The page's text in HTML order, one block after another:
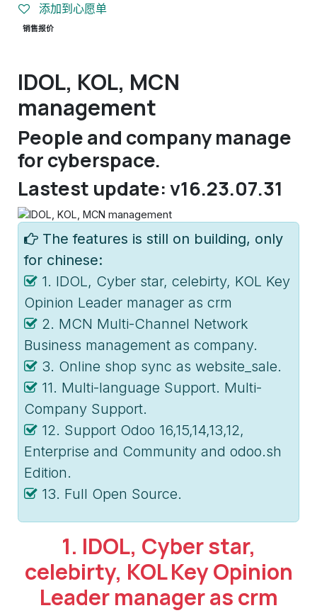
添加到心愿单
销售报价
IDOL, KOL, MCN
management
People and company manage
for cyberspace.
Lastest update: v16.23.07.31
The features is still on building, only
for chinese:
1. IDOL, Cyber star, celebirty, KOL Key
Opinion Leader manager as crm
2. MCN Multi-Channel Network
Business management as company.
3. Online shop sync as website_sale.
11. Multi-language Support. Multi-
Company Support.
12. Support Odoo 16,15,14,13,12,
Enterprise and Community and odoo.sh
Edition.
13. Full Open Source.
1. IDOL, Cyber star,
celebirty, KOL Key Opinion
Leader manager as crm